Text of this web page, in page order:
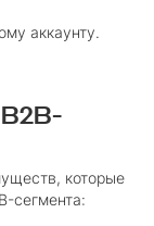
аккаунту.
которые
сегмента: